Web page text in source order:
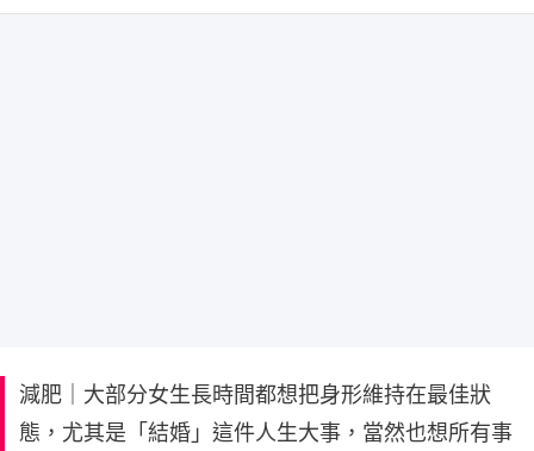
減肥｜大部分女生長時間都想把身形維持在最佳狀
態，尤其是「結婚」這件人生大事，當然也想所有事